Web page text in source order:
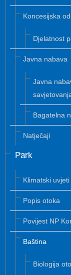
Koncesijska
Djelatnost
Javna nabava
Javna
Bagatelna
Natječaji
Park
Klimatski uvjeti
Popis otoka
Povijest NP
Baština
Biologija